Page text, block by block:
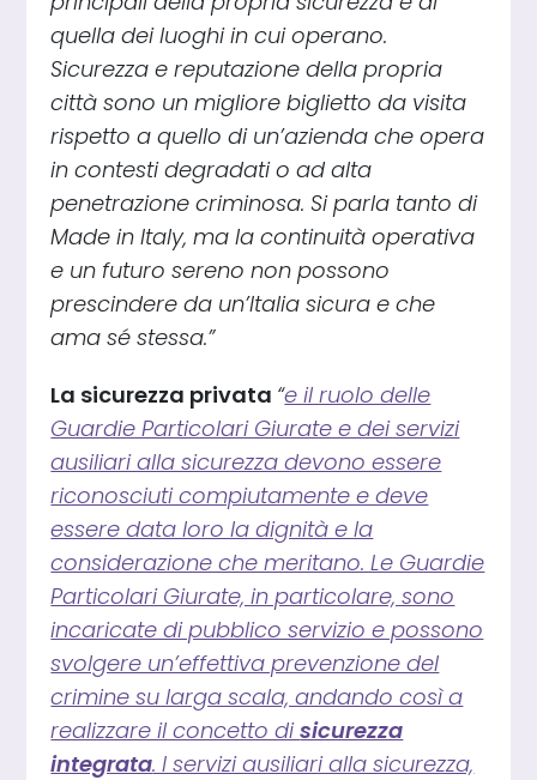
quella dei luoghi in cui operano.
Sicurezza e reputazione della propria
città sono un migliore biglietto da visita
rispetto a quello di un’azienda che opera
in contesti degradati o ad alta
penetrazione criminosa. Si parla tanto di
Made in Italy, ma la continuità operativa
e un futuro sereno non possono
prescindere da un’Italia sicura e che
ama sé stessa.”
La sicurezza privata “e il ruolo delle
Guardie Particolari Giurate e dei servizi
ausiliari alla sicurezza devono essere
riconosciuti compiutamente e deve
essere data loro la dignità e la
considerazione che meritano. Le Guardie
Particolari Giurate, in particolare, sono
incaricate di pubblico servizio e possono
svolgere un’effettiva prevenzione del
crimine su larga scala, andando così a
realizzare il concetto disicurezza
integrata. I servizi ausiliari alla sicurezza,